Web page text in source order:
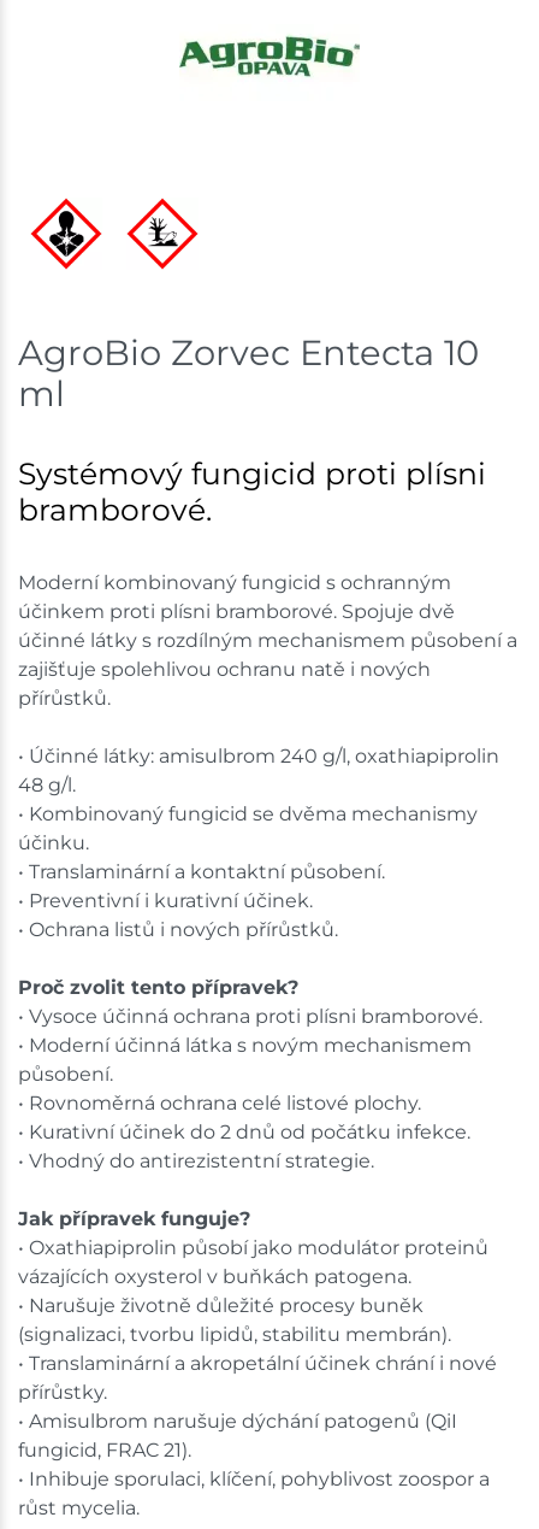
AgroBio Zorvec Entecta 10
ml
Systémový fungicid proti plísni
bramborové.
Moderní kombinovaný fungicid s ochranným
účinkem proti plísni bramborové. Spojuje dvě
účinné látky s rozdílným mechanismem působení a
zajišťuje spolehlivou ochranu natě i nových
přírůstků.
• Účinné látky: amisulbrom 240 g/l, oxathiapiprolin
48 g/l.
• Kombinovaný fungicid se dvěma mechanismy
účinku.
• Translaminární a kontaktní působení.
• Preventivní i kurativní účinek.
• Ochrana listů i nových přírůstků.
Proč zvolit tento přípravek?
• Vysoce účinná ochrana proti plísni bramborové.
• Moderní účinná látka s novým mechanismem
působení.
• Rovnoměrná ochrana celé listové plochy.
• Kurativní účinek do 2 dnů od počátku infekce.
• Vhodný do antirezistentní strategie.
Jak přípravek funguje?
• Oxathiapiprolin působí jako modulátor proteinů
vázajících oxysterol v buňkách patogena.
• Narušuje životně důležité procesy buněk
(signalizaci, tvorbu lipidů, stabilitu membrán).
• Translaminární a akropetální účinek chrání i nové
přírůstky.
• Amisulbrom narušuje dýchání patogenů (QiI
fungicid, FRAC 21).
• Inhibuje sporulaci, klíčení, pohyblivost zoospor a
růst mycelia.